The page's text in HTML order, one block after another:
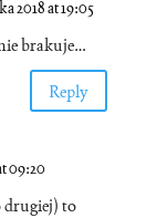
2018 at 19:05
brakuje…
Reply
09:20
drugiej) to